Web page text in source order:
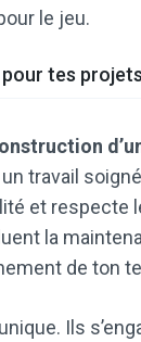
le jeu.
tes
travail
et
la
de ton
Ils